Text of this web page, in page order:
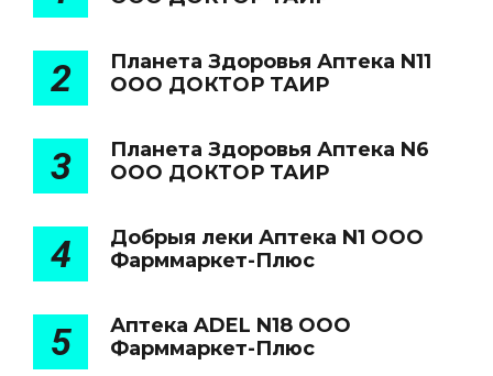
2
Планета Здоровья Аптека N11
ООО ДОКТОР ТАИР
3
Планета Здоровья Аптека N6
ООО ДОКТОР ТАИР
4
Добрыя леки Аптека N1 ООО
Фарммаркет-Плюс
5
Аптека ADEL N18 ООО
Фарммаркет-Плюс